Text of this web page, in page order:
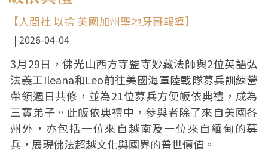
【人間社 以捨 美國加州聖地牙哥報導】
2026-04-04
3月29日，佛光山西方寺監寺妙藏法師與2位英語弘
法義工Ileana和Leo前往美國海軍陸戰隊募兵訓練營
帶領週日共修，並為21位募兵方便皈依典禮，成為
三寶弟子。此皈依典禮中，參與者除了來自美國各
州外，亦包括一位來自越南及一位來自緬甸的募
兵，展現佛法超越文化與國界的普世價值。